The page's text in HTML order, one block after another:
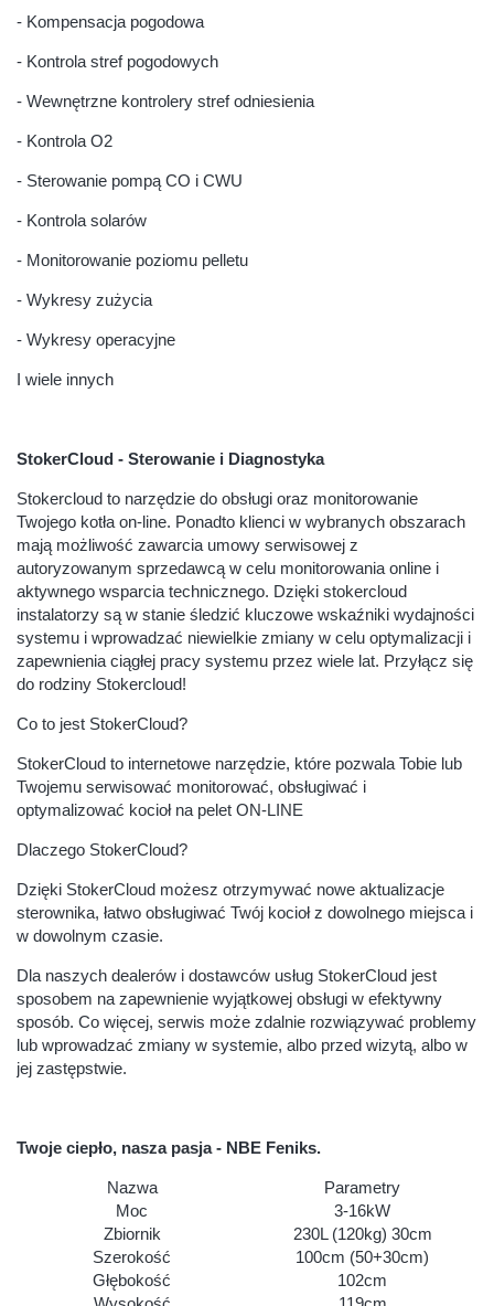
- Kompensacja pogodowa
- Kontrola stref pogodowych
- Wewnętrzne kontrolery stref odniesienia
- Kontrola O2
- Sterowanie pompą CO i CWU
- Kontrola solarów
- Monitorowanie poziomu pelletu
- Wykresy zużycia
- Wykresy operacyjne
I wiele innych
StokerCloud - Sterowanie i Diagnostyka
Stokercloud to narzędzie do obsługi oraz monitorowanie
Twojego kotła on-line. Ponadto klienci w wybranych obszarach
mają możliwość zawarcia umowy serwisowej z
autoryzowanym sprzedawcą w celu monitorowania online i
aktywnego wsparcia technicznego. Dzięki stokercloud
instalatorzy są w stanie śledzić kluczowe wskaźniki wydajności
systemu i wprowadzać niewielkie zmiany w celu optymalizacji i
zapewnienia ciągłej pracy systemu przez wiele lat. Przyłącz się
do rodziny Stokercloud!
Co to jest StokerCloud?
StokerCloud to internetowe narzędzie, które pozwala Tobie lub
Twojemu serwisować monitorować, obsługiwać i
optymalizować kocioł na pelet ON-LINE
Dlaczego StokerCloud?
Dzięki StokerCloud możesz otrzymywać nowe aktualizacje
sterownika, łatwo obsługiwać Twój kocioł z dowolnego miejsca i
w dowolnym czasie.
Dla naszych dealerów i dostawców usług StokerCloud jest
sposobem na zapewnienie wyjątkowej obsługi w efektywny
sposób. Co więcej, serwis może zdalnie rozwiązywać problemy
lub wprowadzać zmiany w systemie, albo przed wizytą, albo w
jej zastępstwie.
Twoje ciepło, nasza pasja - NBE Feniks.
Nazwa
Parametry
Moc
3-16kW
Zbiornik
230L (120kg) 30cm
Szerokość
100cm (50+30cm)
Głębokość
102cm